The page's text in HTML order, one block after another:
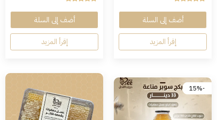
أضف إلى السلة
إقرأ المزيد
أضف إلى السلة
إقرأ المزيد
-15%